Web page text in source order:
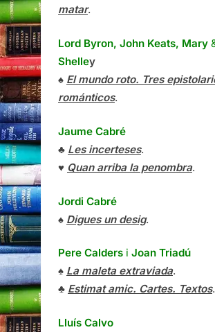
matar.
Lord Byron, John Keats, Mary
Shelley
♠ El mundo roto. Tres
románticos.
Jaume Cabré
♣ Les incerteses.
♥ Quan arriba la penombra.
Jordi Cabré
♠ Digues un desig.
Pere Calders i Joan Triadú
♠ La maleta extraviada.
♣ Estimat amic. Cartes. Textos.
Lluís Calvo